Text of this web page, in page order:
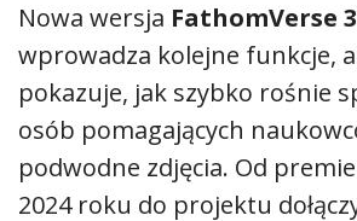
Nowa wersja FathomVerse
wprowadza kolejne funkcje,
pokazuje, jak szybko rośnie
osób pomagających
podwodne zdjęcia. Od
2024 roku do projektu